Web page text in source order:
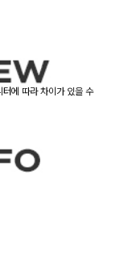
에 따라 차이가 있을 수